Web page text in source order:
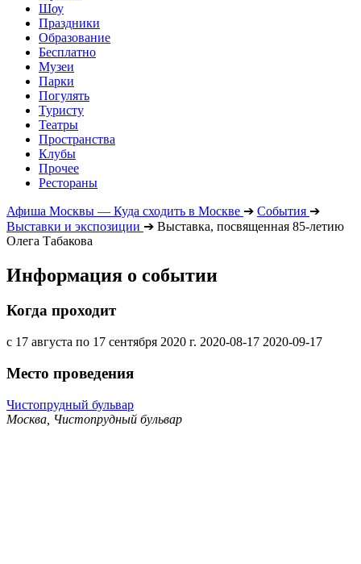
Шоу
Праздники
Образование
Бесплатно
Музеи
Парки
Погулять
Туристу
Театры
Пространства
Клубы
Прочее
Рестораны
Афиша Москвы — Куда сходить в Москве ➔ События ➔
Выставки и экспозиции ➔ Выставка, посвященная 85-летию
Олега Табакова
Информация о событии
Когда проходит
с 17 августа по 17 сентября 2020 г. 2020-08-17 2020-09-17
Место проведения
Чистопрудный бульвар
Москва, Чистопрудный бульвар